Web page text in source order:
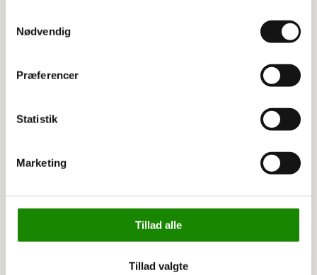
Nødvendig
Præferencer
Statistik
Marketing
Tillad alle
Tillad valgte743,75 kr inkl. moms